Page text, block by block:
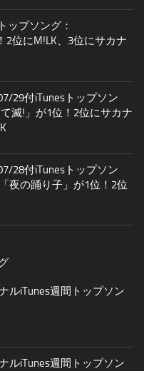
ップソング：
2位にM!LK、3位にサカナ
29付iTunesトップソン
滅!」が1位！2位にサカナ
28付iTunesトップソン
夜の踊り子」が1位！2位
iTunes週間トップソン
iTunes週間トップソン